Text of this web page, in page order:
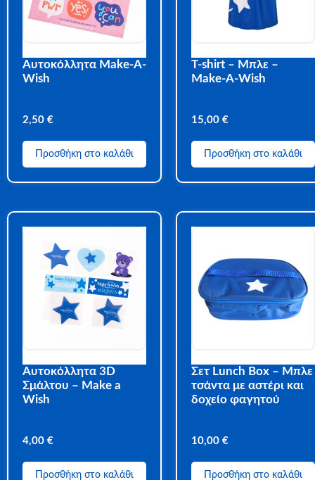
Αυτοκόλλητα Make-A-
Wish
2,50 €
Προσθήκη στο καλάθι
T-shirt – Μπλε –
Make-A-Wish
15,00 €
Προσθήκη στο καλάθι
Αυτοκόλλητα 3D
Σμάλτου – Make a
Wish
4,00 €
Προσθήκη στο καλάθι
Σετ Lunch Box – Μπλε
τσάντα με αστέρι και
δοχείο φαγητού
10,00 €
Προσθήκη στο καλάθι